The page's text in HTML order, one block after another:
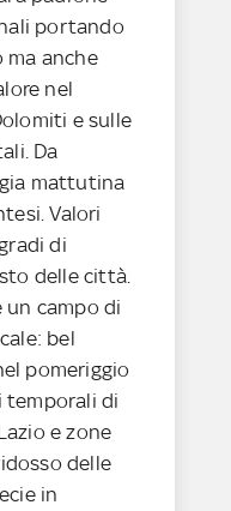
portando
anche
nel
e sulle
Da
mattutina
Valori
di
delle città.
un campo di
bel
pomeriggio
temporali di
e zone
delle
in